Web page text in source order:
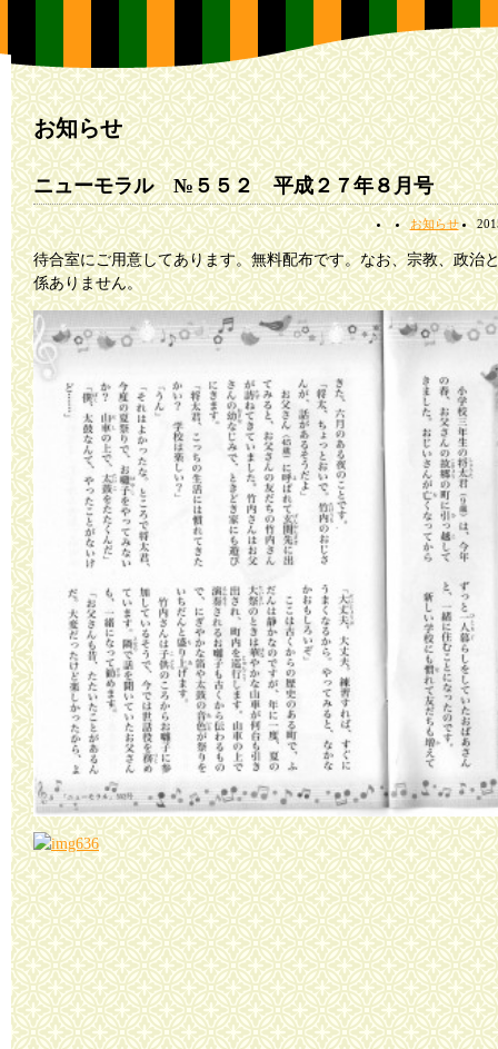
お知らせ
ニューモラル №５５２ 平成２７年８月号
お知らせ
待合室にご用意してあります。無料配布です。なお、宗教、政治
係ありません。